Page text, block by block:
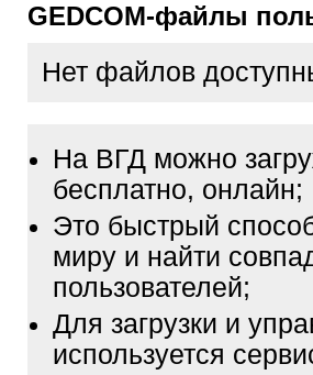
GEDCOM-файлы
Нет файлов
На ВГД можно
бесплатно, онлайн;
Это быстрый
миру и найти
пользователей;
Для загрузки и
используется